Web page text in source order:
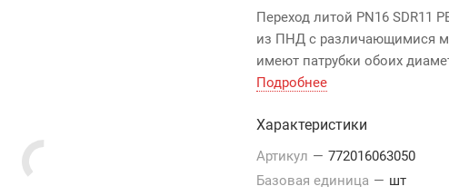
Переход литой PN16 SDR11
из ПНД с различающимися
имеют патрубки обоих
Подробнее
Характеристики
Артикул — 772016063050
Базовая единица — шт